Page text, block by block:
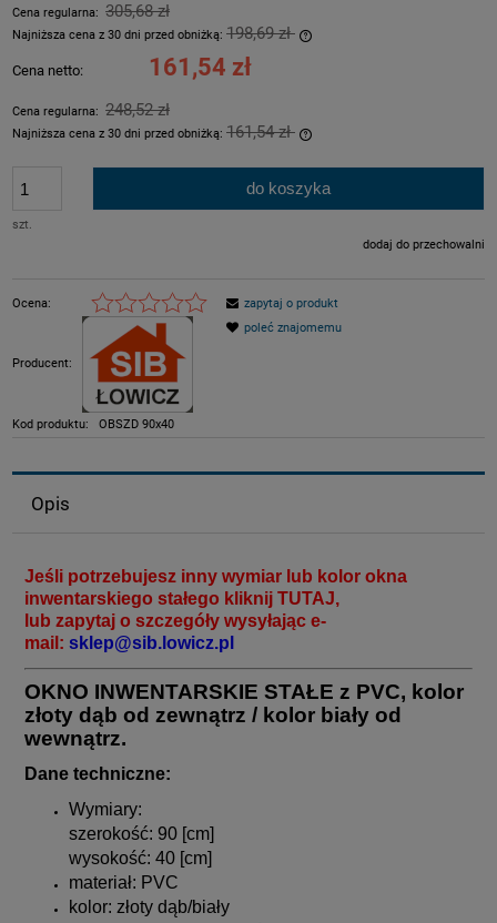
Cena regularna: 305,68 zł
Najniższa cena z 30 dni przed obniżką: 198,69 zł
Cena netto: 161,54 zł
Cena regularna: 248,52 zł
Najniższa cena z 30 dni przed obniżką: 161,54 zł
momentu, kiedy produkt
szt.
do koszyka
dodaj do przechowalni
Ocena:
Producent:
Kod produktu: OBSZD 90x40
zapytaj o produkt
poleć znajomemu
Opis
Jeśli potrzebujesz inny wymiar lub kolor okna
inwentarskiego stałego kliknij TUTAJ,
lub zapytaj o szczegóły wysyłając e-
mail: sklep@sib.lowicz.pl
OKNO INWENTARSKIE STAŁE z PVC, kolor
złoty dąb od zewnątrz / kolor biały od
wewnątrz.
Dane techniczne:
Wymiary:
szerokość: 90 [cm]
wysokość: 40 [cm]
materiał: PVC
kolor: złoty dąb/biały